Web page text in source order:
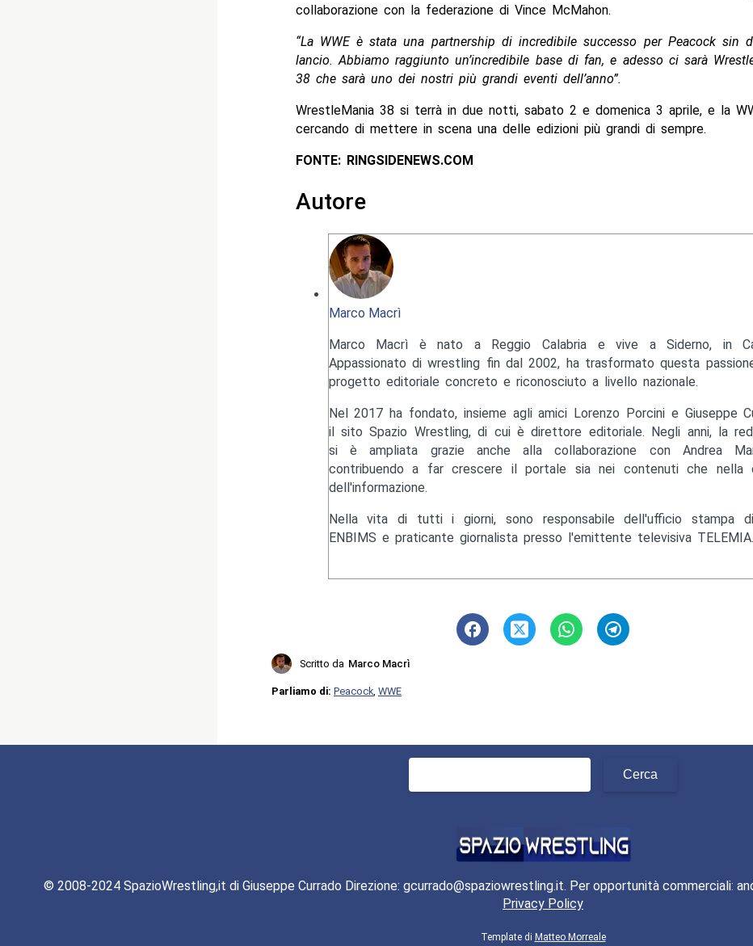
collaborazione con la federazione di Vince McMahon.
“La WWE è stata una partnership di incredibile successo per Peacock sin
lancio. Abbiamo raggiunto un’incredibile base di fan, e adesso ci sarà
38 che sarà uno dei nostri più grandi eventi dell’anno”.
WrestleMania 38 si terrà in due notti, sabato 2 e domenica 3 aprile, e la
cercando di mettere in scena una delle edizioni più grandi di sempre.
FONTE: RINGSIDENEWS.COM
Autore
Marco Macrì
Marco Macrì è nato a Reggio Calabria e vive a Siderno, in
Appassionato di wrestling fin dal 2002, ha trasformato questa
progetto editoriale concreto e riconosciuto a livello nazionale.
Nel 2017 ha fondato, insieme agli amici Lorenzo Porcini e Giuseppe
il sito Spazio Wrestling, di cui è direttore editoriale. Negli anni, la
si è ampliata grazie anche alla collaborazione con Andrea
contribuendo a far crescere il portale sia nei contenuti che nella
dell'informazione.
Nella vita di tutti i giorni, sono responsabile dell'ufficio stampa
ENBIMS e praticante giornalista presso l'emittente televisiva TELEMIA.
Scritto da Marco Macrì
Parliamo di: Peacock WWE
Ricerca
© 2008-2024 SpazioWrestling,it di Giuseppe Currado Direzione: gcurrado@spaziowrestling.it. Per opportunità commerciali:
Privacy Policy
Template di Matteo Morreale